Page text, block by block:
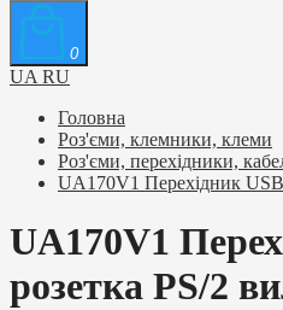
0
UA RU
Головна
Роз'єми, клемники, клеми
Роз'єми, перехідники,
UA170V1 Перехідник USB
UA170V1
розетка PS/2